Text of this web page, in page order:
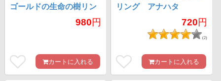
ゴールドの生命の樹リン
980円
カートに入れる
リング アナハタ
720円
(2)
カートに入れる